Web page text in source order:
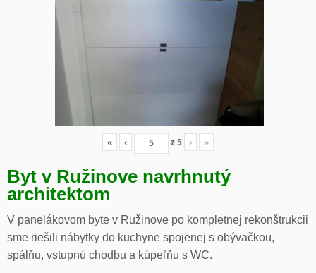
« ‹ z5 › »
Byt v Ružinove navrhnutý
architektom
V panelákovom byte v Ružinove po kompletnej rekonštrukcii
sme riešili nábytky do kuchyne spojenej s obývačkou,
spálňu, vstupnú chodbu a kúpeľňu s WC.